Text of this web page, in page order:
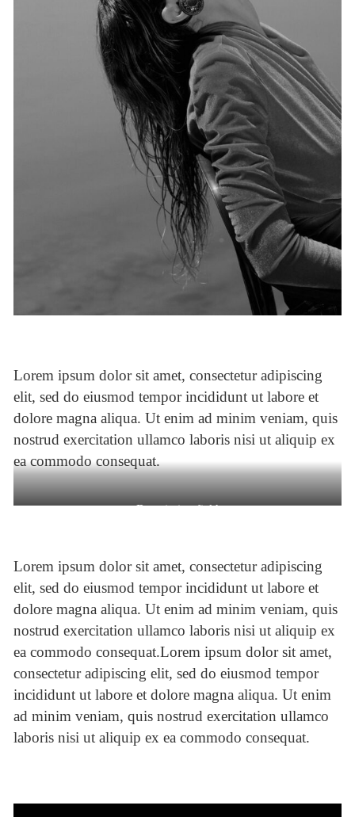
Lorem ipsum dolor sit amet, consectetur adipiscing
elit, sed do eiusmod tempor incididunt ut labore et
dolore magna aliqua. Ut enim ad minim veniam, quis
nostrud exercitation ullamco laboris nisi ut aliquip ex
ea commodo consequat.
Description field
Lorem ipsum dolor sit amet, consectetur adipiscing
elit, sed do eiusmod tempor incididunt ut labore et
dolore magna aliqua. Ut enim ad minim veniam, quis
nostrud exercitation ullamco laboris nisi ut aliquip ex
ea commodo consequat.Lorem ipsum dolor sit amet,
consectetur adipiscing elit, sed do eiusmod tempor
incididunt ut labore et dolore magna aliqua. Ut enim
ad minim veniam, quis nostrud exercitation ullamco
laboris nisi ut aliquip ex ea commodo consequat.